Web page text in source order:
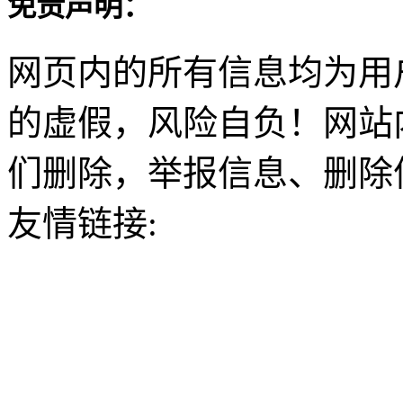
网页内的所有信息均为
的虚假，风险自负！网
们删除，举报信息、删
友情链接: